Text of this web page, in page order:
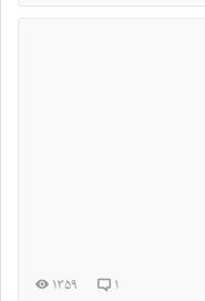
۱ ۱۳۵۹